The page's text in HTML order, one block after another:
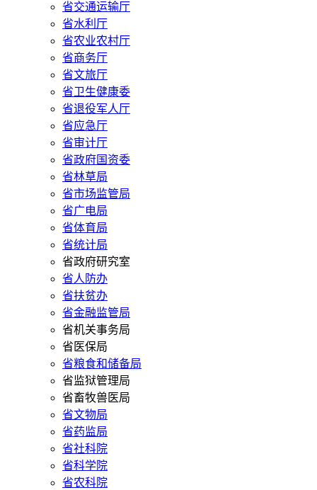
省交通运输厅
省水利厅
省农业农村厅
省商务厅
省文旅厅
省卫生健康委
省退役军人厅
省应急厅
省审计厅
省政府国资委
省林草局
省市场监管局
省广电局
省体育局
省统计局
省政府研究室
省人防办
省扶贫办
省金融监管局
省机关事务局
省医保局
省粮食和储备局
省监狱管理局
省畜牧兽医局
省文物局
省药监局
省社科院
省科学院
省农科院